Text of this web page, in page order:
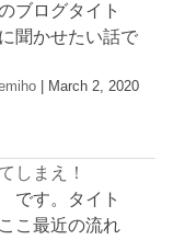
ブログタイト
聞かせたい話で
March 2, 2020
しまえ！
す。タイト
こ最近の流れ